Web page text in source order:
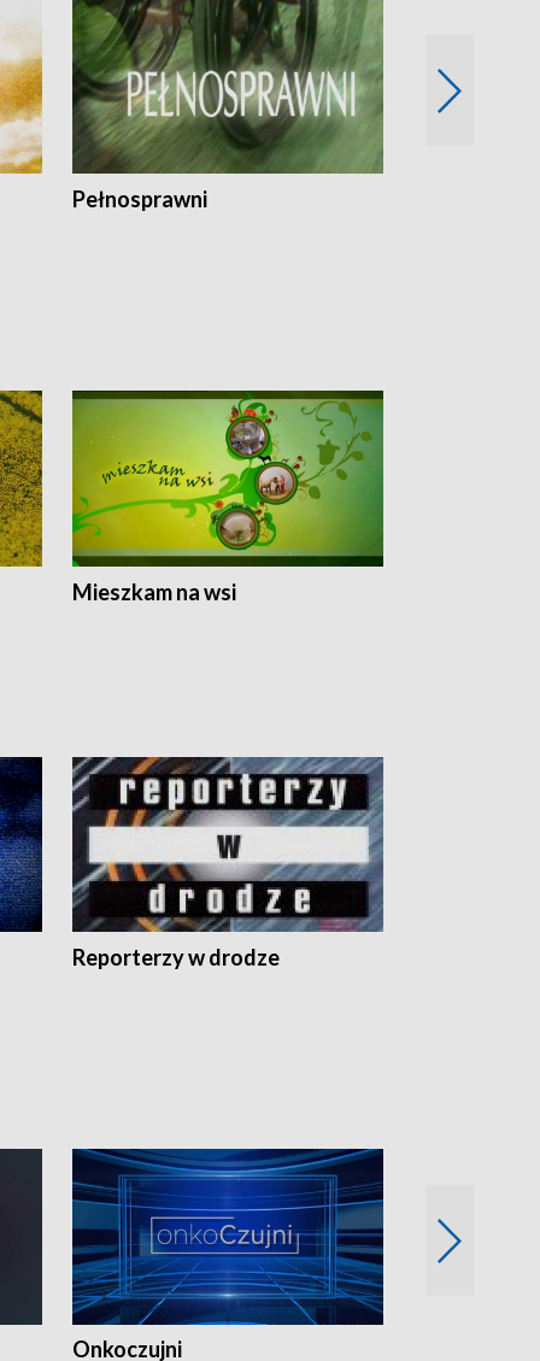
Pełnosprawni
Mieszkam na wsi
Reporterzy w drodze
Onkoczujni